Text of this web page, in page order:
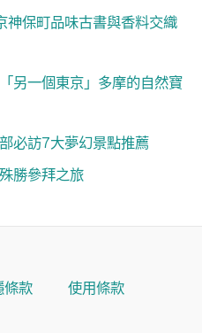
神保町品味古書與香料交織
另一個東京」多摩的自然寶
必訪7大夢幻景點推薦
勝參拜之旅
條款 使用條款